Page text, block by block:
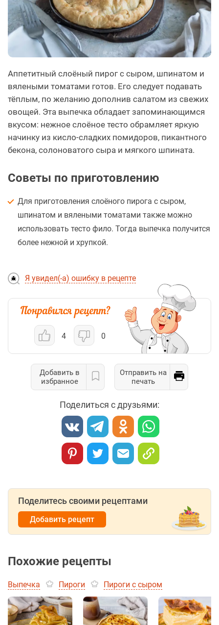
Аппетитный слоёный пирог с сыром, шпинатом и
вялеными томатами готов. Его следует подавать
тёплым, по желанию дополнив салатом из свежих
овощей. Эта выпечка обладает запоминающимся
вкусом: нежное слоёное тесто обрамляет яркую
начинку из кисло-сладких помидоров, пикантного
бекона, солоноватого сыра и мягкого шпината.
Советы по приготовлению
Для приготовления слоёного пирога с сыром,
шпинатом и вялеными томатами также можно
использовать тесто фило. Тогда выпечка получится
более нежной и хрупкой.
Я увидел(-а) ошибку в рецепте
4 0
Добавить в
избранное
Отправить на
печать
Поделиться с друзьями:
Поделитесь своими рецептами
Добавить рецепт
Похожие рецепты
Выпечка Пироги Пироги с сыром